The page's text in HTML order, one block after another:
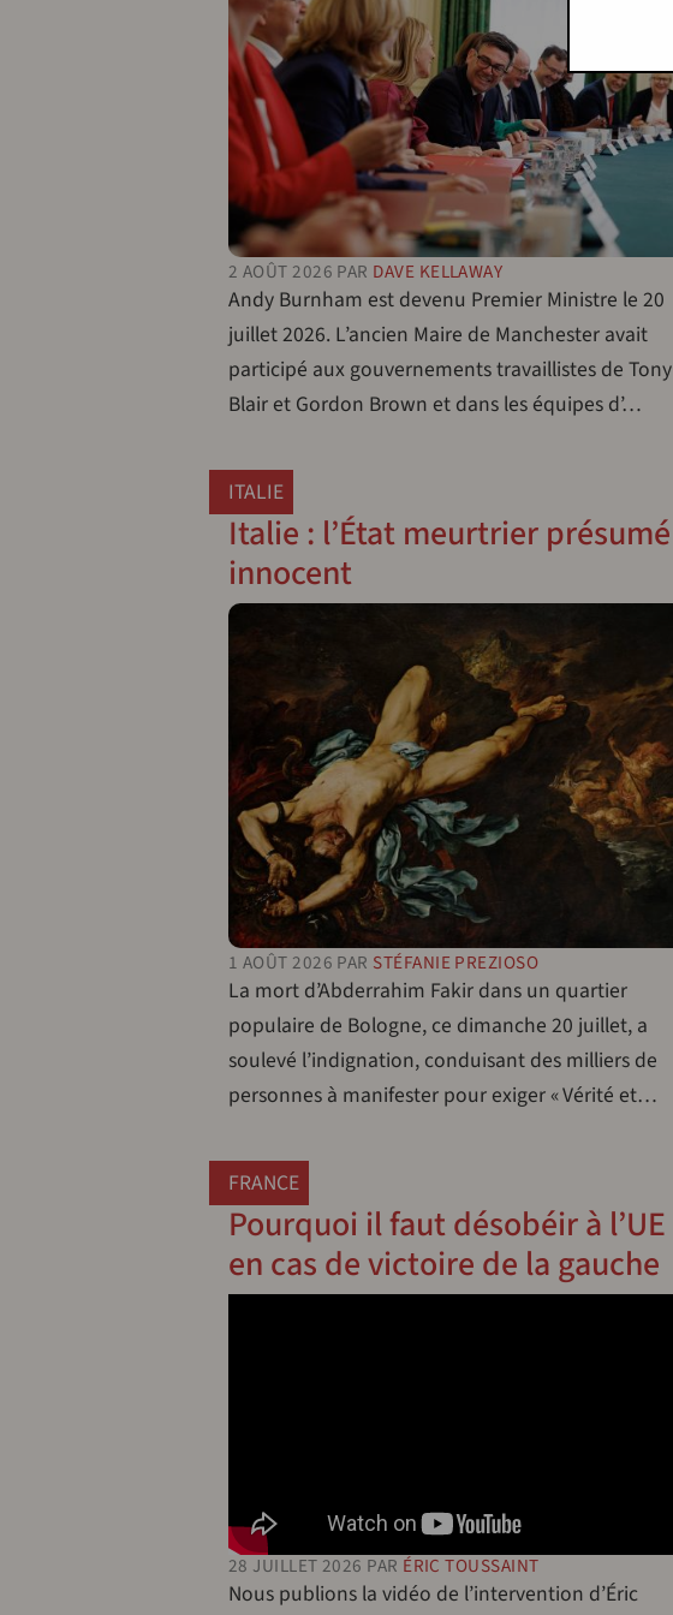
2 AOÛT 2026 PAR DAVE KELLAWAY
Andy Burnham est devenu Premier Ministre le 20
juillet 2026. L’ancien Maire de Manchester avait
participé aux gouvernements travaillistes de Tony
Blair et Gordon Brown et dans les équipes d’…
ITALIE
Italie : l’État meurtrier présumé
innocent
1 AOÛT 2026 PAR STÉFANIE PREZIOSO
La mort d’Abderrahim Fakir dans un quartier
populaire de Bologne, ce dimanche 20 juillet, a
soulevé l’indignation, conduisant des milliers de
personnes à manifester pour exiger « Vérité et…
FRANCE
Pourquoi il faut désobéir à l’UE
en cas de victoire de la gauche
28 JUILLET 2026 PAR ÉRIC TOUSSAINT
Nous publions la vidéo de l’intervention d’Éric